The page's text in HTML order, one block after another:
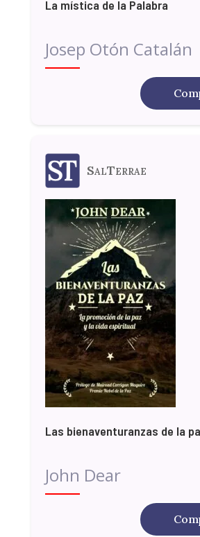
La mística de la Palabra
Josep Otón Catalán
SalTerrae
Las bienaventuranzas de la
John Dear